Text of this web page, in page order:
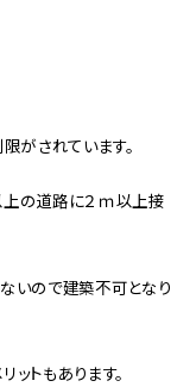
がされています。
上の道路に２ｍ以上接
いので建築不可となり
トもあります。